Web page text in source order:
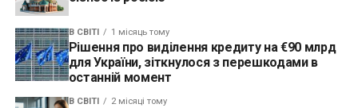
В СВІТІ 1 місяць тому
Рішення про виділення кредиту на €90 млрд
для України, зіткнулося з перешкодами в
останній момент
В СВІТІ 2 місяці тому